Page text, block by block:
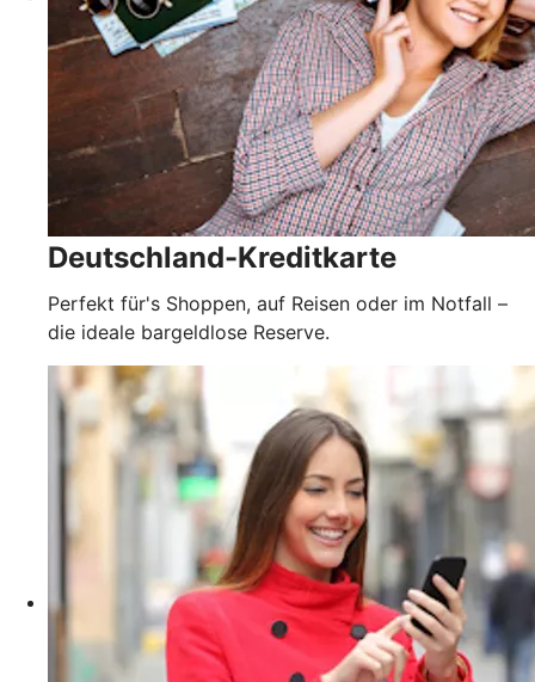
Deutschland-Kreditkarte
Perfekt für's Shoppen, auf Reisen oder im Notfall –
die ideale bargeldlose Reserve.